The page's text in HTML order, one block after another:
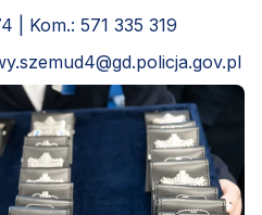
| Kom.: 571 335 319